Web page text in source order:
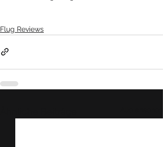
Flug Reviews